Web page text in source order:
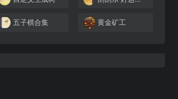
五子棋合集 黄金矿工